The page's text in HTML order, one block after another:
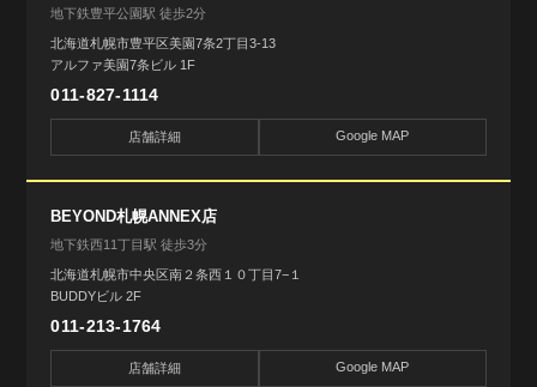
地下鉄豊平公園駅 徒歩2分
北海道札幌市豊平区美園7条2丁目3-13
アルファ美園7条ビル 1F
011-827-1114
店舗詳細 Google MAP
BEYOND札幌ANNEX店
地下鉄西11丁目駅 徒歩3分
北海道札幌市中央区南２条西１０丁目7−１
BUDDYビル 2F
011-213-1764
店舗詳細 Google MAP